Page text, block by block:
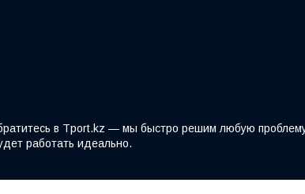
в Tport.kz — мы быстро решим любую
работать идеально.